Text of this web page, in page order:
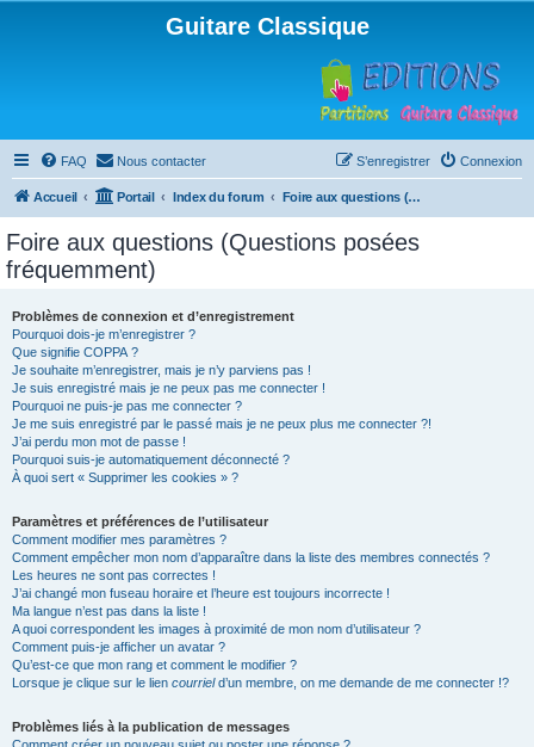
Guitare Classique
FAQ Nous contacter Connexion
S’enregistrer
Accueil Portail Index du forum Foire aux questions (Questions posées fréquemment)
Foire aux questions (Questions posées
fréquemment)
Problèmes de connexion et d’enregistrement
Pourquoi dois-je m’enregistrer ?
Que signifie COPPA ?
Je souhaite m’enregistrer, mais je n’y parviens pas !
Je suis enregistré mais je ne peux pas me connecter !
Pourquoi ne puis-je pas me connecter ?
Je me suis enregistré par le passé mais je ne peux plus me connecter ?!
J’ai perdu mon mot de passe !
Pourquoi suis-je automatiquement déconnecté ?
À quoi sert « Supprimer les cookies » ?
Paramètres et préférences de l’utilisateur
Comment modifier mes paramètres ?
Comment empêcher mon nom d’apparaître dans la liste des membres connectés ?
Les heures ne sont pas correctes !
J’ai changé mon fuseau horaire et l’heure est toujours incorrecte !
Ma langue n’est pas dans la liste !
A quoi correspondent les images à proximité de mon nom d’utilisateur ?
Comment puis-je afficher un avatar ?
Qu’est-ce que mon rang et comment le modifier ?
Lorsque je clique sur le lien courrield’un membre, on me demande de me connecter !?
Problèmes liés à la publication de messages